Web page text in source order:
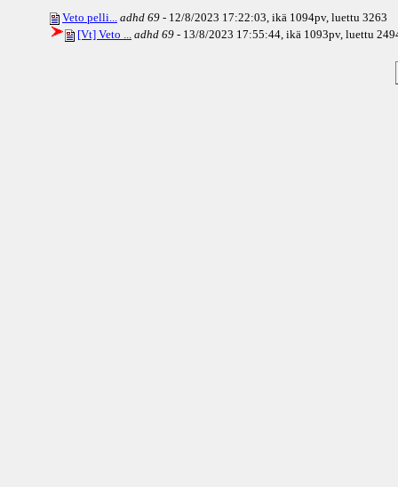
Veto pelli... adhd 69 - 12/8/2023 17:22:03, ikä 1094pv, luettu 3263
[Vt] Veto ... adhd 69 - 13/8/2023 17:55:44, ikä 1093pv, luettu